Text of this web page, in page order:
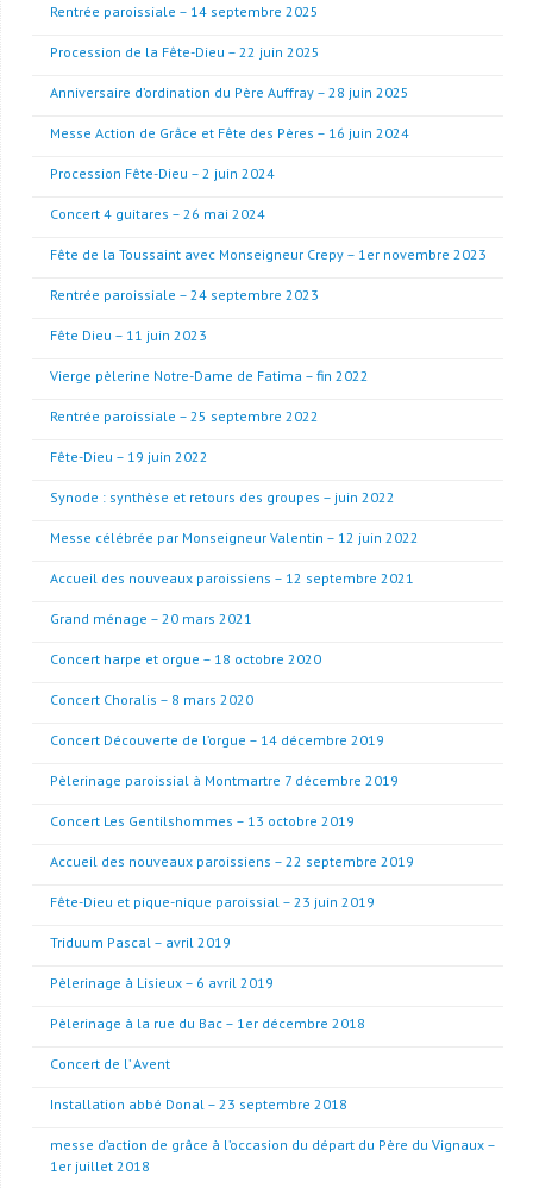
Rentrée paroissiale – 14 septembre 2025
Procession de la Fête-Dieu – 22 juin 2025
Anniversaire d’ordination du Père Auffray – 28 juin 2025
Messe Action de Grâce et Fête des Pères – 16 juin 2024
Procession Fête-Dieu – 2 juin 2024
Concert 4 guitares – 26 mai 2024
Fête de la Toussaint avec Monseigneur Crepy – 1er novembre 2023
Rentrée paroissiale – 24 septembre 2023
Fête Dieu – 11 juin 2023
Vierge pèlerine Notre-Dame de Fatima – fin 2022
Rentrée paroissiale – 25 septembre 2022
Fête-Dieu – 19 juin 2022
Synode : synthèse et retours des groupes – juin 2022
Messe célébrée par Monseigneur Valentin – 12 juin 2022
Accueil des nouveaux paroissiens – 12 septembre 2021
Grand ménage – 20 mars 2021
Concert harpe et orgue – 18 octobre 2020
Concert Choralis – 8 mars 2020
Concert Découverte de l’orgue – 14 décembre 2019
Pèlerinage paroissial à Montmartre 7 décembre 2019
Concert Les Gentilshommes – 13 octobre 2019
Accueil des nouveaux paroissiens – 22 septembre 2019
Fête-Dieu et pique-nique paroissial – 23 juin 2019
Triduum Pascal – avril 2019
Pèlerinage à Lisieux – 6 avril 2019
Pèlerinage à la rue du Bac – 1er décembre 2018
Concert de l’ Avent
Installation abbé Donal – 23 septembre 2018
messe d’action de grâce à l’occasion du départ du Père du Vignaux –
1er juillet 2018